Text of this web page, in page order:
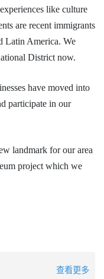
like culture
are recent immigrants
Latin America. We
District now.
have moved into
participate in our
landmark for our area
project which we
查看更多